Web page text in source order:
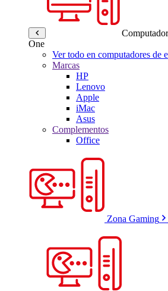
One
Ver todo en computadores de
Marcas
HP
Lenovo
Apple
iMac
Asus
Complementos
Office
Zona Gaming